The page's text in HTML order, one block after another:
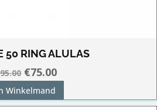
50 RING ALULAS
95.00 Oorspronkelijke
prijs
was:
€75.00Huidige
is:
Winkelmand